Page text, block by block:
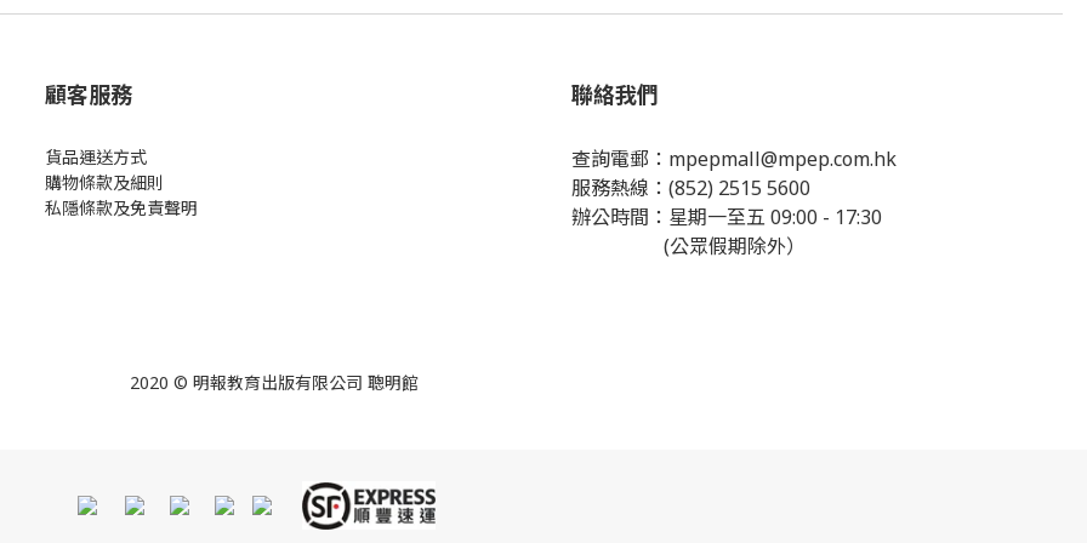
顧客服務
貨品運送方式
購物條款及細則
私隱條款及免責聲明
聯絡我們
查詢電郵： mpepmall@mpep.com.hk
服務熱線：(852) 2515 5600
辦公時間：星期一至五 09:00 - 17:30
(公眾假期除外）
2020 © 明報教育出版有限公司 聰明館